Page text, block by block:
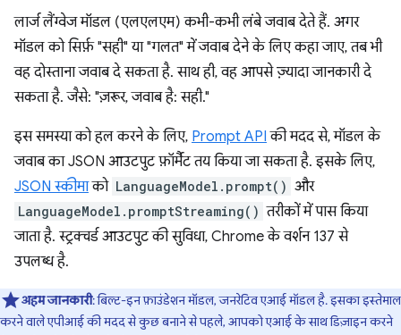
लार्ज लैंग्वेज मॉडल (एलएलएम) कभी-कभी लंबे जवाब देते हैं. अगर
मॉडल को सिर्फ़ "सही" या "गलत" में जवाब देने के लिए कहा जाए, तब भी
वह दोस्ताना जवाब दे सकता है. साथ ही, वह आपसे ज़्यादा जानकारी दे
सकता है. जैसे: "ज़रूर, जवाब है: सही."
इस समस्या को हल करने के लिए, Prompt API की मदद से, मॉडल के
जवाब का JSON आउटपुट फ़ॉर्मैट तय किया जा सकता है. इसके लिए,
JSON स्कीमाको LanguageModel.prompt() और
LanguageModel.promptStreaming() तरीकों में पास किया
जाता है. स्ट्रक्चर्ड आउटपुट की सुविधा, Chrome के वर्शन 137 से
उपलब्ध है.
अहम जानकारी: बिल्ट-इन फ़ाउंडेशन मॉडल, जनरेटिव एआई मॉडल है. इसका इस्तेमाल
करने वाले एपीआई की मदद से कुछ बनाने से पहले, आपको एआई के साथ डिज़ाइन करने